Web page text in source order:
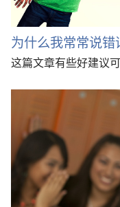
为什么我常常说错
这篇文章有些好建议